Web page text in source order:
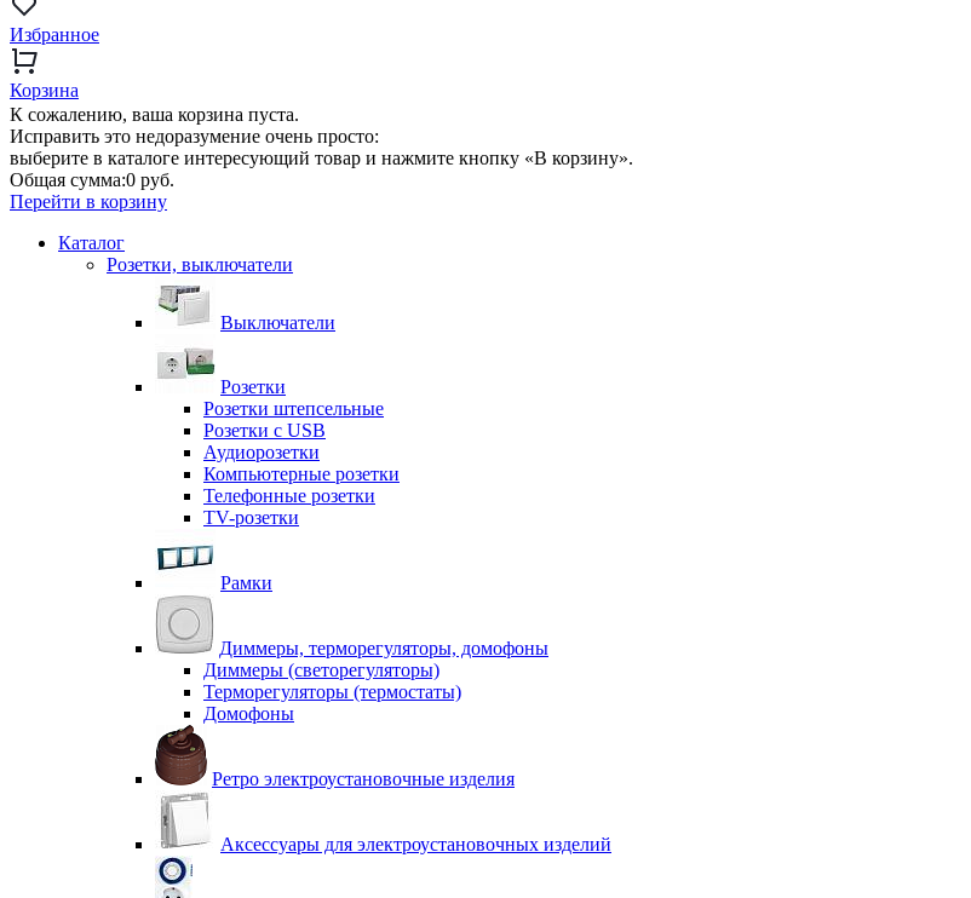
Избранное
Корзина
К сожалению, ваша корзина пуста.
Исправить это недоразумение очень просто:
выберите в каталоге интересующий товар и нажмите кнопку «В корзину».
Общая сумма:0 руб.
Перейти в корзину
Каталог
Розетки, выключатели
Выключатели
Розетки
Розетки штепсельные
Розетки с USB
Аудиорозетки
Компьютерные розетки
Телефонные розетки
TV-розетки
Рамки
Диммеры, терморегуляторы, домофоны
Диммеры (светорегуляторы)
Терморегуляторы (термостаты)
Домофоны
Ретро электроустановочные изделия
Аксессуары для электроустановочных изделий